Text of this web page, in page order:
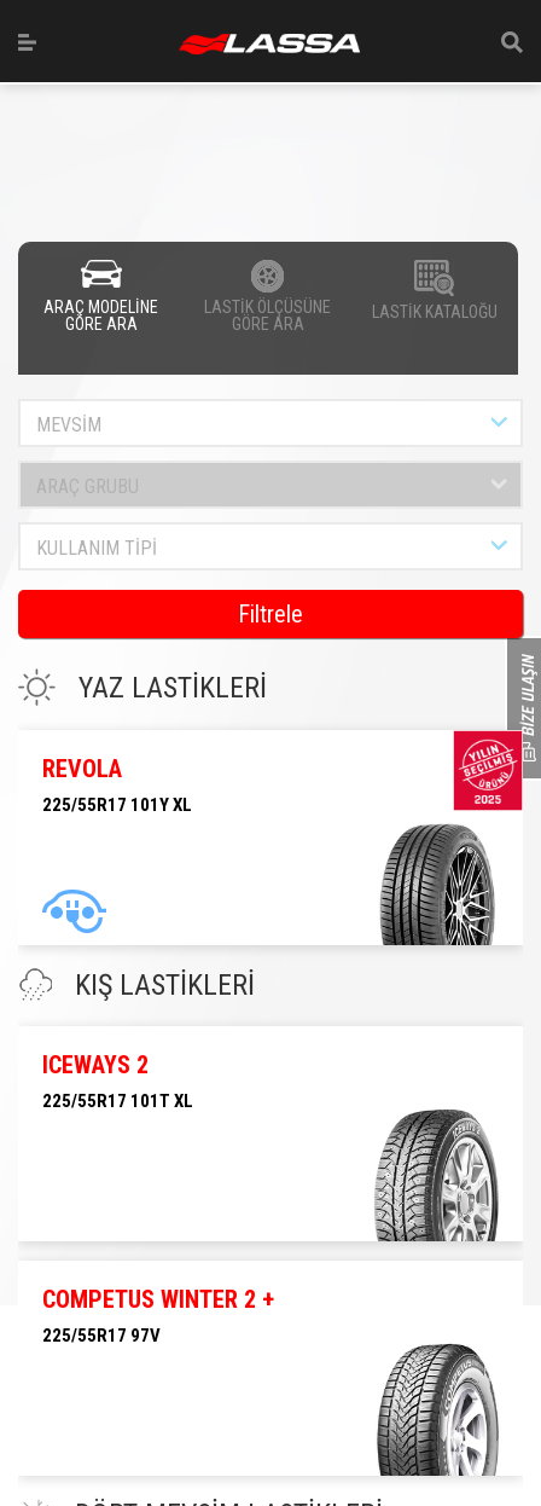
ARAÇ MODELİNE
GÖRE ARA
LASTİK ÖLÇÜSÜNE
GÖRE ARA
LASTİK KATALOĞU
MEVSİM
ARAÇ GRUBU
KULLANIM TİPİ
Filtrele
YAZ LASTİKLERİ
REVOLA
225/55R17 101Y XL
KIŞ LASTİKLERİ
ICEWAYS 2
225/55R17 101T XL
COMPETUS WINTER 2 +
225/55R17 97V